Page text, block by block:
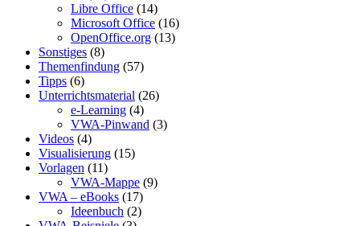
Libre Office (14)
Microsoft Office (16)
OpenOffice.org (13)
Sonstiges (8)
Themenfindung (57)
Tipps (6)
Unterrichtsmaterial (26)
e-Learning (4)
VWA-Pinwand (3)
Videos (4)
Visualisierung (15)
Vorlagen (11)
VWA-Mappe (9)
VWA – eBooks (17)
Ideenbuch (2)